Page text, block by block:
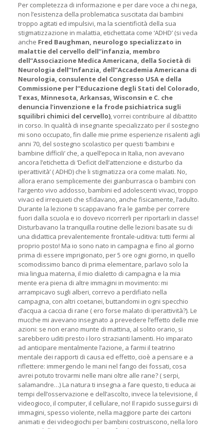
Per completezza di informazione e per dare voce a chi nega,
non l’esistenza della problematica suscitata dai bambini
troppo agitati ed impulsivi, ma la scientificità della sua
stigmatizzazione in malattia, etichettata come ‘ADHD’ (si veda
anche Fred Baughman, neurologo specializzato in
malattie del cervello dell’’infanzia, membro
dell’’Associazione Medica Americana, della Società di
Neurologia dell’’Infanzia, dell’’Accademia Americana di
Neurologia, consulente del Congresso USA e della
Commissione per l’’Educazione degli Stati del Colorado,
Texas, Minnesota, Arkansas, Wisconsin e C. che
denuncia l’invenzione e la frode psichiatrica sugli
squilibri chimici del cervello), vorrei contribuire al dibattito
in corso. In qualità di insegnante specializzato per il sostegno
mi sono occupato, fin dalle mie prime esperienze risalenti agli
anni 70, del sostegno scolastico per questi ‘bambini e
bambine difficili’ che, a quell’epoca in Italia, non avevano
ancora l’etichetta di ‘Deficit dell’attenzione e disturbo da
iperattività’ ( ADHD) che li stigmatizza ora come malati. No,
allora erano semplicemente dei gianburrasca o bambini con
l’argento vivo addosso, bambini ed adolescenti vivaci, troppo
vivaci ed irrequieti che sfidavano, anche fisicamente, l’adulto.
Durante la lezione ti scappavano fra le gambe per correre
fuori dalla scuola e io dovevo ricorrerli per riportarli in classe!
Disturbavano la tranquilla routine delle lezioni basate su di
una didattica prevalentemente frontale-uditiva: tutti fermi al
proprio posto! Ma io sono nato in campagna e fino al giorno
prima di essere imprigionato, per 5 ore ogni giorno, in quello
scomodissimo banco di prima elementare, parlavo solo la
mia lingua materna, il mio dialetto di campagna e la mia
mente era piena di altre immagini in movimento: mi
arrampicavo sugli alberi, correvo a perdifiato nella
campagna, con altri coetanei, buttandomi in ogni specchio
d’acqua a caccia di rane ( ero forse malato di iperattività?). Le
mucche mi avevano insegnato a prevedere l’effetto delle mie
azioni: se non erano munte di mattina, al solito orario, si
sarebbero uditi presto i loro strazianti lamenti. Ho imparato
ad anticipare mentalmente l’azione, a farmi il teatrino
mentale dei rapporti di causa ed effetto, cioè a pensare e a
riflettere: immergendo le mani nel fango dei fossati, cosa
avrei potuto trovarmi nelle mani oltre alle rane? ( serpi,
salamandre…) La natura ti insegna a fare questo, ti educa ai
tempi dell’osservazione e dell’ascolto, invece la televisione, il
videogioco, il computer, il cellulare, no! Il rapido susseguirsi di
immagini, spesso violente, nella maggiore parte dei cartoni
animati e dei videogiochi per bambini costruiscono, nella loro